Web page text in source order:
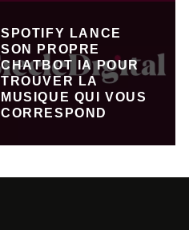
SPOTIFY LANCE
SON PROPRE
CHATBOT IA POUR
TROUVER LA
MUSIQUE QUI VOUS
CORRESPOND